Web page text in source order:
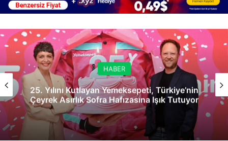
HABER
25. Yılını Kutlayan Yemeksepeti, Türkiye’nin
Çeyrek Asırlık Sofra Hafızasına Işık Tutuyor